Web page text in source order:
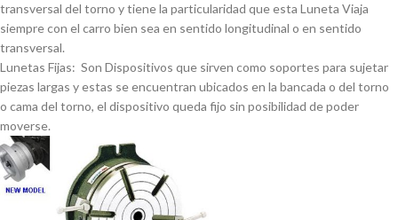
transversal del torno y tiene la particularidad que esta Luneta Viaja
siempre con el carro bien sea en sentido longitudinal o en sentido
transversal.
Lunetas Fijas: Son Dispositivos que sirven como soportes para sujetar
piezas largas y estas se encuentran ubicados en la bancada o del torno
o cama del torno, el dispositivo queda fijo sin posibilidad de poder
moverse.